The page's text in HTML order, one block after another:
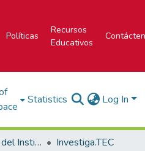
Políticas
Recursos
Educativos
Statistics Log In
Portal de Revistas del Instituto Tecnológico de Costa Rica
Investiga.TEC